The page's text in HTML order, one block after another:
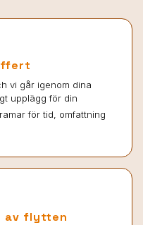
vi går igenom dina
upplägg för din
för tid, omfattning
av flytten